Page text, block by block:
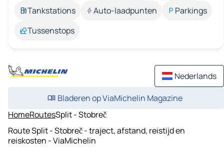
Tankstations
Auto-laadpunten
Parkings
Tussenstops
Nederlands
Bladeren op ViaMichelin Magazine
HomeRoutesSplit - Stobreč
Route Split - Stobreč - traject, afstand, reistijd en
reiskosten - ViaMichelin